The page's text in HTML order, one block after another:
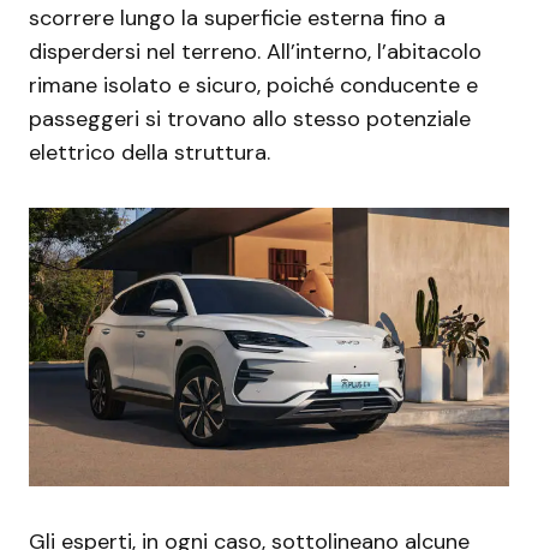
scorrere lungo la superficie esterna fino a
disperdersi nel terreno. All’interno, l’abitacolo
rimane isolato e sicuro, poiché conducente e
passeggeri si trovano allo stesso potenziale
elettrico della struttura.
Gli esperti, in ogni caso, sottolineano alcune